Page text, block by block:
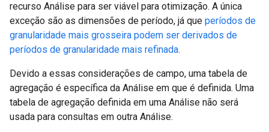
recurso Análise para ser viável para otimização. A única
exceção são as dimensões de período, já que períodos de
granularidade mais grosseira podem ser derivados de
períodos de granularidade mais refinada.
Devido a essas considerações de campo, uma tabela de
agregação é específica da Análise em que é definida. Uma
tabela de agregação definida em uma Análise não será
usada para consultas em outra Análise.